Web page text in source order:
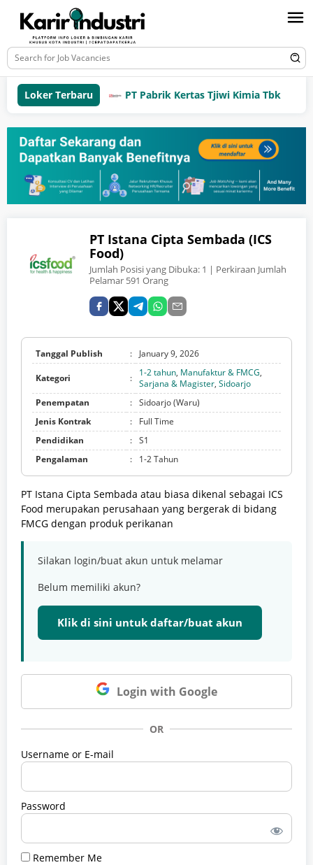
Loker Terbaru PT Pabrik Kertas Tjiwi Kimia Tbk
PT Istana Cipta Sembada (ICS
Food)
Jumlah Posisi yang Dibuka: 1 | Perkiraan Jumlah
Pelamar 591 Orang
Tanggal Publish : January 9, 2026
Kategori : 1-2 tahun, Manufaktur & FMCG,
Sarjana & Magister, Sidoarjo
Penempatan
: Sidoarjo (Waru)
Jenis Kontrak
:
Full Time
Pendidikan
: S1
Pengalaman
: 1-2 Tahun
PT Istana Cipta Sembada atau biasa dikenal sebagai ICS
Food merupakan perusahaan yang bergerak di bidang
FMCG dengan produk perikanan
Silakan login/buat akun untuk melamar
Belum memiliki akun?
Klik di sini untuk daftar/buat akun
Login with Google
OR
Username or E-mail
Password
Remember Me